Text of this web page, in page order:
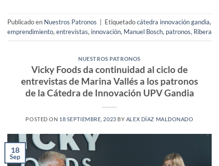
Publicado en Nuestros Patronos Etiquetadocátedra innovación gandia,
emprendimiento, entrevistas, innovación, Manuel Bosch, patronos, Ribera
NUESTROS PATRONOS
Vicky Foods da continuidad al ciclo de
entrevistas de Marina Vallés a los patronos
de la Cátedra de Innovación UPV Gandia
POSTED ON 18 SEPTIEMBRE, 2023 BY ALEX DÍAZ MALDONADO
18
Sep